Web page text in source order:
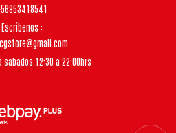
Escríbenos
sabados 12:30 a 22:00hrs